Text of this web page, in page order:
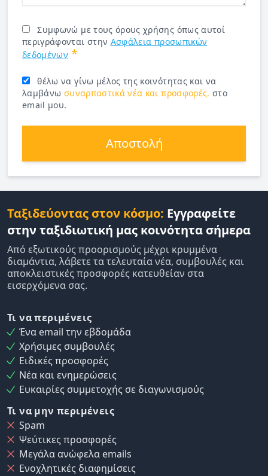
Συμφωνώ με τους όρους χρήσης όπως αυτοί
περιγράφονται στην Ασφάλεια προσωπικών
δεδομένων *
θέλω να γίνω μέλος της κοινότητας και να
λαμβάνω συναρπαστικά νέα και προσφορές. στο
email μου.
Αποστολή
Ταξιδεύοντας στον κόσμο: Εγγραφείτε
στην ταξιδιωτική μας κοινότητα σήμερα
Από εξωτικούς προορισμούς μέχρι κρυμμένα
διαμάντια, λάβετε τα τελευταία νέα, συμβουλές και
αποκλειστικές προσφορές κατευθείαν στα
εισερχόμενα σας.
Τι να περιμένεις
Ένα email την εβδομάδα
Χρήσιμες συμβουλές
Ειδικές προσφορές
Νέα και ενημερώσεις
Ευκαιρίες συμμετοχής σε διαγωνισμούς
Τι να μην περιμένεις
Spam
Ψεύτικες προσφορές
Μεγάλα ανώφελα emails
Ενοχλητικές διαφημίσεις